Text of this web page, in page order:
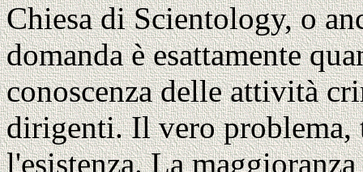
Chiesa di Scientology, o
domanda è esattamente
conoscenza delle attività
dirigenti. Il vero problema,
l'esistenza. La